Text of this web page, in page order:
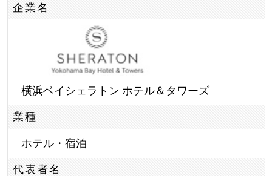
企業名
横浜ベイシェラトン ホテル＆タワーズ
業種
ホテル・宿泊
代表者名